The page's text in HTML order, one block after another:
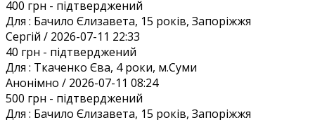
400 грн - підтверджений
Для : Бачило Єлизавета, 15 років, Запоріжжя
Сергій / 2026-07-11 22:33
40 грн - підтверджений
Для : Ткаченко Єва, 4 роки, м.Суми
Анонiмно / 2026-07-11 08:24
500 грн - підтверджений
Для : Бачило Єлизавета, 15 років, Запоріжжя